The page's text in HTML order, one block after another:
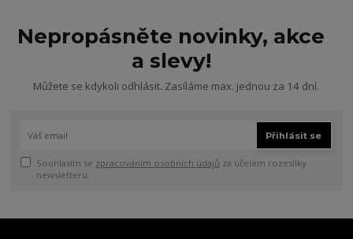
Nepropásněte novinky, akce
a slevy!
Můžete se kdykoli odhlásit. Zasíláme max. jednou za 14 dní.
Přihlásit se
Souhlasím se zpracováním osobních údajů za účelem rozesílky
newsletteru.